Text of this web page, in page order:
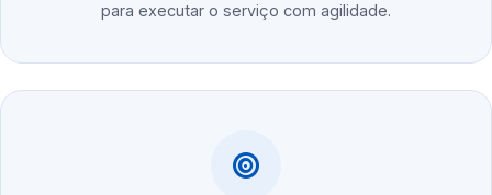
para executar o serviço com agilidade.